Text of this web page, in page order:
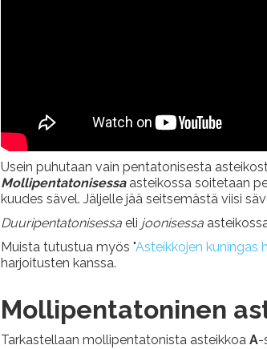
Usein puhutaan vain pentatonisesta
Mollipentatonisessaasteikossa soitetaan
kuudes sävel. Jäljelle jää seitsemästä viisi
Duuripentatonisessa eli joonisessa
Muista tutustua myös "Asteikkojen kuningas
harjoitusten kanssa.
Mollipentatoninen
Tarkastellaan mollipentatonista asteikkoa A-